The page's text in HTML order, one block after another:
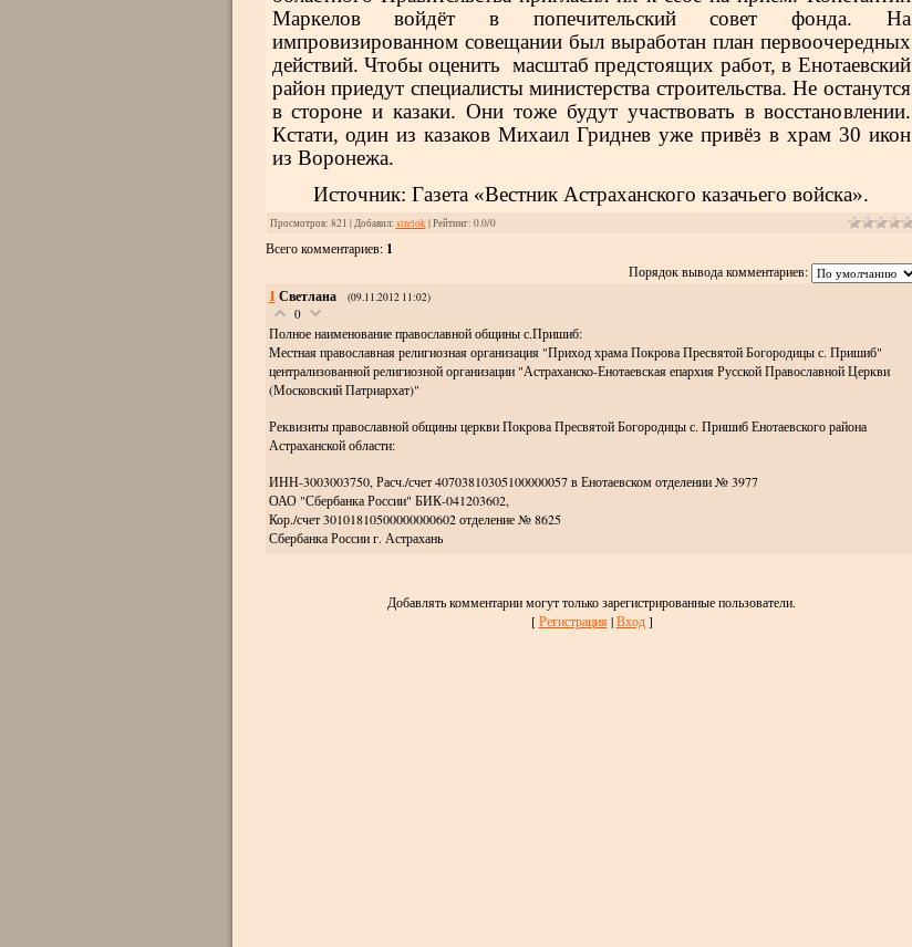
Маркелов войдёт в попечительский совет фонда. На
импровизированном совещании был выработан план первоочередных
действий. Чтобы оценить масштаб предстоящих работ, в Енотаевский
район приедут специалисты министерства строительства. Не останутся
в стороне и казаки. Они тоже будут участвовать в восстановлении.
Кстати, один из казаков Михаил Гриднев уже привёз в храм 30 икон
из Воронежа.
Источник: Газета «Вестник Астраханского казачьего войска».
Просмотров: 821 |Добавил: strelok|Рейтинг: 0.0/0
Всего комментариев: 1
Порядок вывода комментариев:
1 Светлана (09.11.2012 11:02)
0
Полное наименование православной общины с.Пришиб:
Местная православная религиозная организация "Приход храма Покрова Пресвятой Богородицы с. Пришиб"
централизованной религиозной организации "Астраханско-Енотаевская епархия Русской Православной Церкви
(Московский Патриархат)"
Реквизиты православной общины церкви Покрова Пресвятой Богородицы с. Пришиб Енотаевского района
Астраханской области:
ИНН-3003003750, Расч./счет 40703810305100000057 в Енотаевском отделении № 3977
ОАО "Сбербанка России" БИК-041203602,
Кор./счет 30101810500000000602 отделение № 8625
Сбербанка России г. Астрахань
Добавлять комментарии могут только зарегистрированные пользователи.
[Регистрация |Вход]